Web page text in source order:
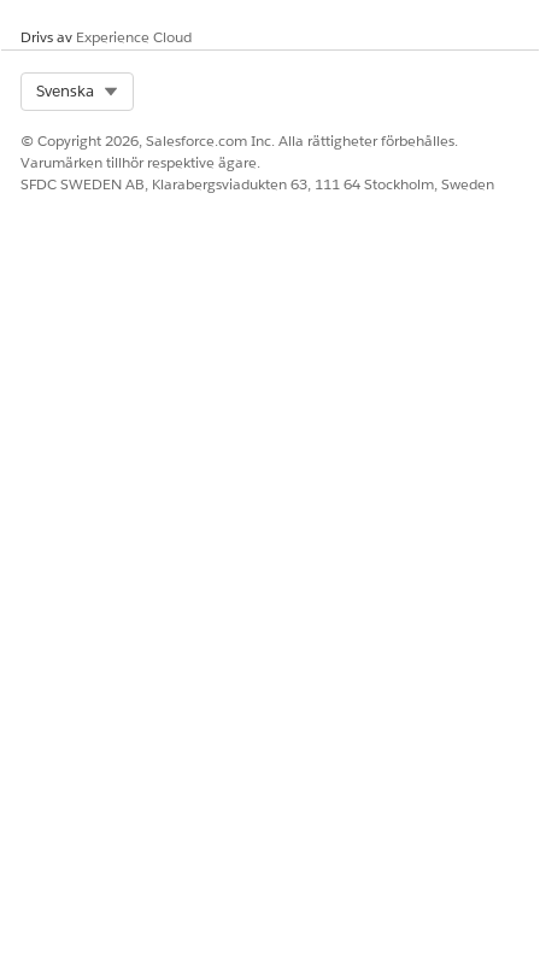
Konfigurera och distribuera Ingående agent för LPI-hjälp
licenser som behövs, förbered dina policyhandböcker och
distribuera agenten till din licens- och behörighetsportal.
Drivs av Experience Cloud
Svenska
© Copyright 2026, Salesforce.com Inc. Alla rättigheter förbehålles.
Varumärken tillhör respektive ägare.
SFDC SWEDEN AB, Klarabergsviadukten 63, 111 64 Stockholm, Sweden